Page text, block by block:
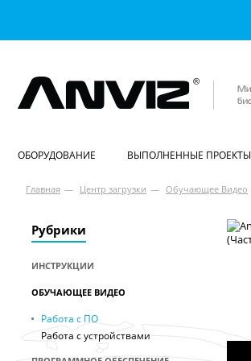
ОБОРУДОВАНИЕ ВЫПОЛНЕННЫЕ ПРОЕКТЫ
Главная — Центр загрузки — Обучающее Видео
Рубрики
ИНСТРУКЦИИ
ОБУЧАЮЩЕЕ ВИДЕО
Работа с ПО
Работа с устройствами